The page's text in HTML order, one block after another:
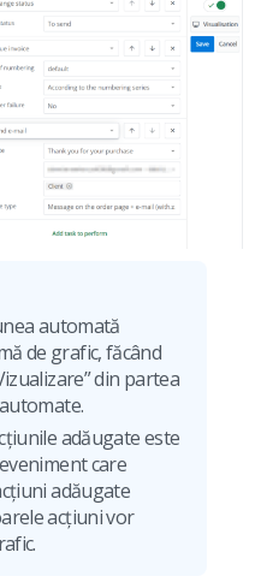
automată
de grafic, făcând
din partea
adăugate este
care
adăugate
acțiuni vor